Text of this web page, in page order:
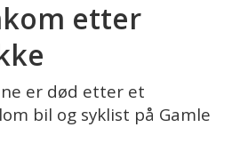
etter
er død etter et
bil og syklist på Gamle